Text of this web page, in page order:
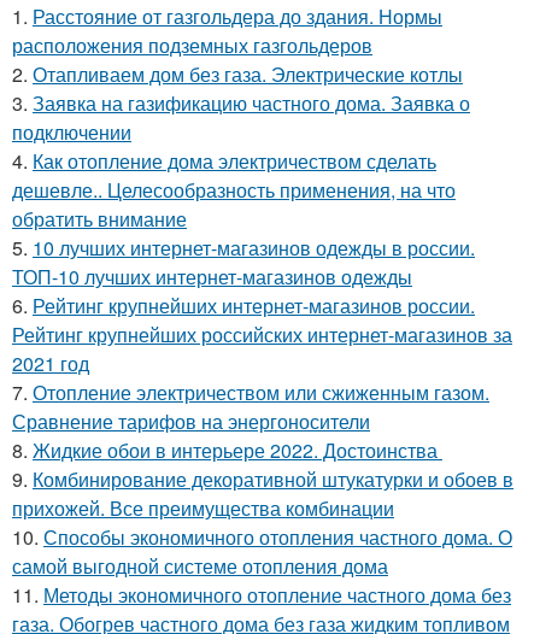
1. Расстояние от газгольдера до здания. Нормы
расположения подземных газгольдеров
2. Отапливаем дом без газа. Электрические котлы
3. Заявка на газификацию частного дома. Заявка о
подключении
4. Как отопление дома электричеством сделать
дешевле.. Целесообразность применения, на что
обратить внимание
5. 10 лучших интернет-магазинов одежды в россии.
ТОП-10 лучших интернет-магазинов одежды
6. Рейтинг крупнейших интернет-магазинов россии.
Рейтинг крупнейших российских интернет-магазинов за
2021 год
7. Отопление электричеством или сжиженным газом.
Сравнение тарифов на энергоносители
8. Жидкие обои в интерьере 2022. Достоинства
9. Комбинирование декоративной штукатурки и обоев в
прихожей. Все преимущества комбинации
10. Способы экономичного отопления частного дома. О
самой выгодной системе отопления дома
11. Методы экономичного отопление частного дома без
газа. Обогрев частного дома без газа жидким топливом